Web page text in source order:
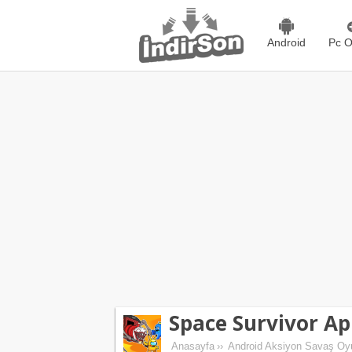
Android Pc
Space Survivor
Anasayfa ›› Android Aksiyon Savaş